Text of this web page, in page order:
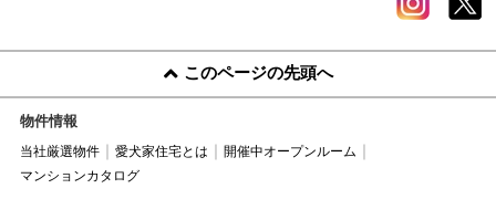
このページの先頭へ
物件情報
当社厳選物件 愛犬家住宅とは
開催中オープンルーム
マンションカタログ